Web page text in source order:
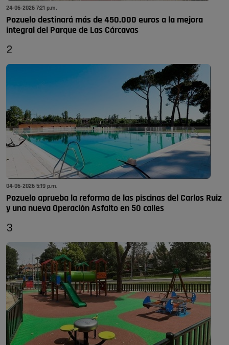
24-06-2026 7:21 p.m.
Pozuelo destinará más de 450.000 euros a la mejora
integral del Parque de Las Cárcavas
2
04-06-2026 5:19 p.m.
Pozuelo aprueba la reforma de las piscinas del Carlos Ruiz
y una nueva Operación Asfalto en 50 calles
3